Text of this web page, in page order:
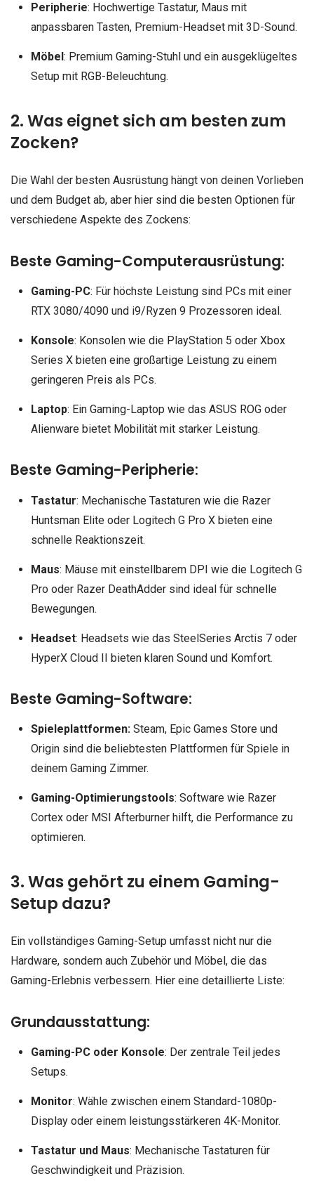
Peripherie: Hochwertige Tastatur, Maus mit
anpassbaren Tasten, Premium-Headset mit 3D-Sound.
Möbel : Premium Gaming-Stuhl und ein ausgeklügeltes
Setup mit RGB-Beleuchtung.
2. Was eignet sich am besten zum
Zocken?
Die Wahl der besten Ausrüstung hängt von deinen Vorlieben
und dem Budget ab, aber hier sind die besten Optionen für
verschiedene Aspekte des Zockens:
Beste Gaming-Computerausrüstung:
Gaming-PC: Für höchste Leistung sind PCs mit einer
RTX 3080/4090 und i9/Ryzen 9 Prozessoren ideal.
Konsole: Konsolen wie die PlayStation 5 oder Xbox
Series X bieten eine großartige Leistung zu einem
geringeren Preis als PCs.
Laptop: Ein Gaming-Laptop wie das ASUS ROG oder
Alienware bietet Mobilität mit starker Leistung.
Beste Gaming-Peripherie:
Tastatur: Mechanische Tastaturen wie die Razer
Huntsman Elite oder Logitech G Pro X bieten eine
schnelle Reaktionszeit.
Maus: Mäuse mit einstellbarem DPI wie die Logitech G
Pro oder Razer DeathAdder sind ideal für schnelle
Bewegungen.
Headset: Headsets wie das SteelSeries Arctis 7 oder
HyperX Cloud II bieten klaren Sound und Komfort.
Beste Gaming-Software:
Spieleplattformen: Steam, Epic Games Store und
Origin sind die beliebtesten Plattformen für Spiele in
deinem Gaming Zimmer.
Gaming-Optimierungstools: Software wie Razer
Cortex oder MSI Afterburner hilft, die Performance zu
optimieren.
3. Was gehört zu einem Gaming-
Setup dazu?
Ein vollständiges Gaming-Setup umfasst nicht nur die
Hardware, sondern auch Zubehör und Möbel, die das
Gaming-Erlebnis verbessern. Hier eine detaillierte Liste:
Grundausstattung:
Gaming-PC oder Konsole: Der zentrale Teil jedes
Setups.
Monitor: Wähle zwischen einem Standard-1080p-
Display oder einem leistungsstärkeren 4K-Monitor.
Tastatur und Maus: Mechanische Tastaturen für
Geschwindigkeit und Präzision.